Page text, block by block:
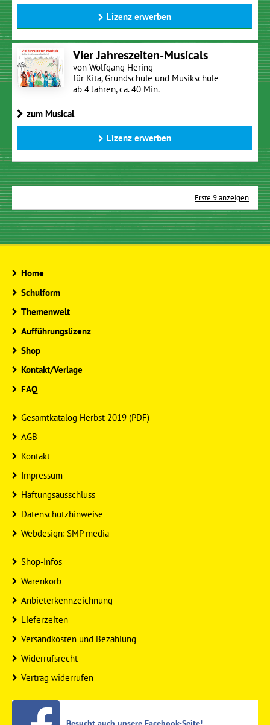
Lizenz erwerben
Vier Jahreszeiten-Musicals
von Wolfgang Hering
für Kita, Grundschule und Musikschule
ab 4 Jahren, ca. 40 Min.
zum Musical
Lizenz erwerben
Erste 9 anzeigen
Home
Schulform
Themenwelt
Aufführungslizenz
Shop
Kontakt/Verlage
FAQ
Gesamtkatalog Herbst 2019 (PDF)
AGB
Kontakt
Impressum
Haftungsausschluss
Datenschutzhinweise
Webdesign: SMP media
Shop-Infos
Warenkorb
Anbieterkennzeichnung
Lieferzeiten
Versandkosten und Bezahlung
Widerrufsrecht
Vertrag widerrufen